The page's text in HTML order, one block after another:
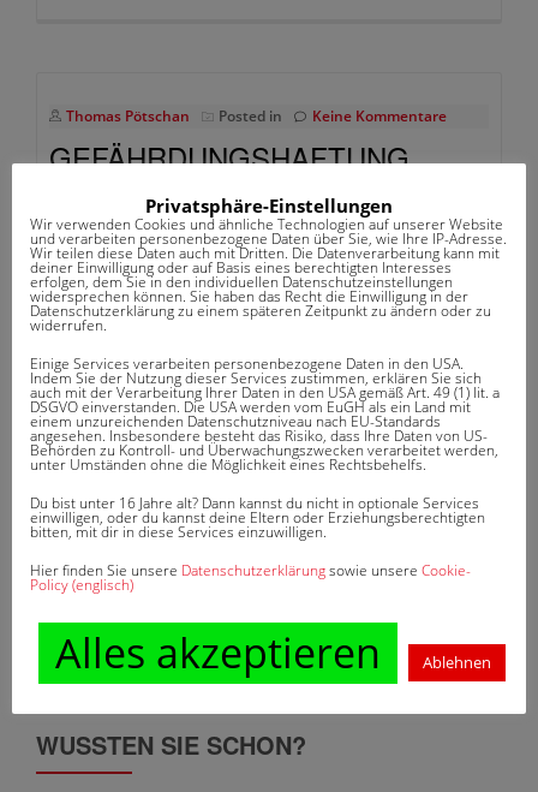
Thomas Pötschan Posted in Keine Kommentare
GEFÄHRDUNGSHAFTUNG
Eine Haftung resultiert üblicherweise aus einem
nachgewiesenen Verschulden. Bei der
„Gefährdungshaftung“ entsteht die Haftung
aufgrund Besitz, Betrieb oder Unterhalt eines
Gefahrenbereichs oder einer Einrichtung,
welche eine Gefahrenquelle bzw. ein Risiko
darstellt. Die Gefährdungshaftung kann ohne
Verschulden eintreten. Die Gefährdungshaftung
trifft zum Beispiel Öltankbesitzer, Hundehalter
oder auch Fahrzeughalter.
WUSSTEN SIE SCHON?
Privatsphäre-Einstellungen
Wir verwenden Cookies und ähnliche Technologien auf unserer Website
und verarbeiten personenbezogene Daten über Sie, wie Ihre IP-Adresse.
Wir teilen diese Daten auch mit Dritten. Die Datenverarbeitung kann mit
deiner Einwilligung oder auf Basis eines berechtigten Interesses
erfolgen, dem Sie in den individuellen Datenschutzeinstellungen
widersprechen können. Sie haben das Recht die Einwilligung in der
Datenschutzerklärung zu einem späteren Zeitpunkt zu ändern oder zu
widerrufen.
Einige Services verarbeiten personenbezogene Daten in den USA.
Indem Sie der Nutzung dieser Services zustimmen, erklären Sie sich
auch mit der Verarbeitung Ihrer Daten in den USA gemäß Art. 49 (1) lit. a
DSGVO einverstanden. Die USA werden vom EuGH als ein Land mit
einem unzureichenden Datenschutzniveau nach EU-Standards
angesehen. Insbesondere besteht das Risiko, dass Ihre Daten von US-
Behörden zu Kontroll- und Überwachungszwecken verarbeitet werden,
unter Umständen ohne die Möglichkeit eines Rechtsbehelfs.
Du bist unter 16 Jahre alt? Dann kannst du nicht in optionale Services
einwilligen, oder du kannst deine Eltern oder Erziehungsberechtigten
bitten, mit dir in diese Services einzuwilligen.
Hier finden Sie unsere Datenschutzerklärungsowie unsere Cookie-
Policy (englisch)
Alles akzeptieren Ablehnen